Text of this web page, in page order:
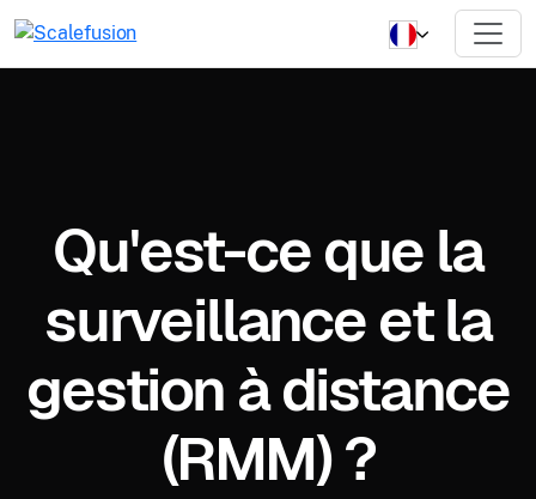
Qu'est-ce que la
surveillance et la
gestion à distance
(RMM) ?